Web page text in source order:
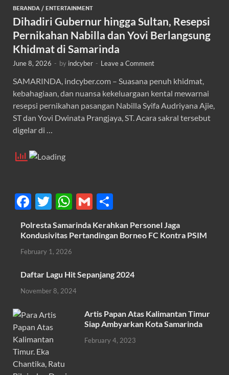
BERANDA / ENTERTAINMENT
Dihadiri Gubernur hingga Sultan, Resepsi
Pernikahan Nabilla dan Yovi Berlangsung
Khidmat di Samarinda
June 8, 2026 - by indcyber - Leave a Comment
SAMARINDA, indcyber.com – Suasana penuh khidmat,
kebahagiaan, dan nuansa kekeluargaan kental mewarnai
resepsi pernikahan pasangan Nabilla Syifa Audriyana Ajie,
ST dan Yovi Dwinata Prangjaya, ST. Acara sakral tersebut
digelar di …
F
ac
e
b
o
o
k
T
w
itt
er
W
h
at
A
p
p
G
m
ail
h
ar
Polresta Samarinda Kerahkan Personel Jaga
Kondusivitas Pertandingan Borneo FC Kontra PSIM
February 1, 2026
Daftar Lagu Hit Sepanjang 2024
November 8, 2024
Artis Papan Atas Kalimantan Timur
Siap Ambyarkan Kota Samarinda
February 4, 2023